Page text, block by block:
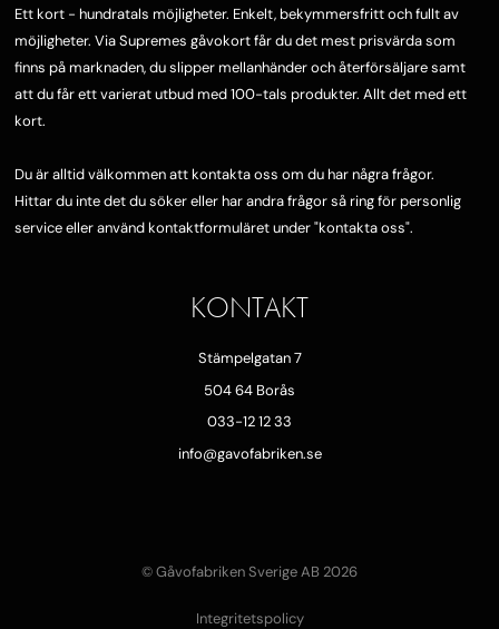
Ett kort - hundratals möjligheter. Enkelt, bekymmersfritt och fullt av
möjligheter. Via Supremes gåvokort får du det mest prisvärda som
finns på marknaden, du slipper mellanhänder och återförsäljare samt
att du får ett varierat utbud med 100-tals produkter. Allt det med ett
kort.
Du är alltid välkommen att kontakta oss om du har några frågor.
Hittar du inte det du söker eller har andra frågor så ring för personlig
service eller använd kontaktformuläret under "kontakta oss".
KONTAKT
Stämpelgatan 7
504 64 Borås
033-12 12 33
info@gavofabriken.se
© Gåvofabriken Sverige AB 2026
Integritetspolicy